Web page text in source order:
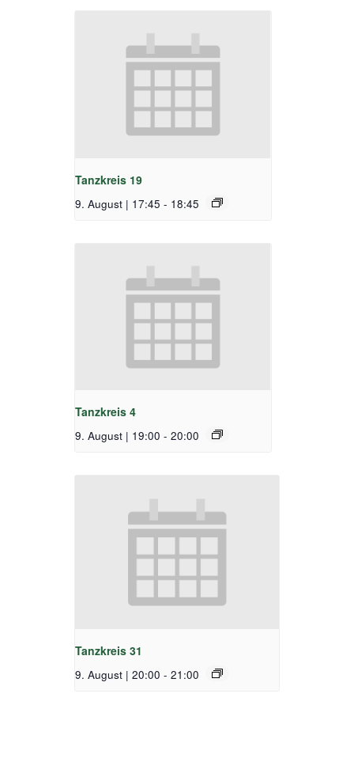
Tanzkreis 19
9. August | 17:45 - 18:45
Tanzkreis 4
9. August | 19:00 - 20:00
Tanzkreis 31
9. August | 20:00 - 21:00